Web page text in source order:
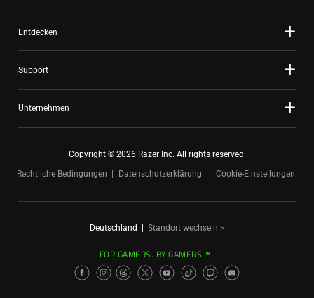
Entdecken
Support
Unternehmen
Copyright © 2026 Razer Inc. All rights reserved.
Rechtliche Bedingungen
Datenschutzerklärung Cookie-Einstellungen
Deutschland | Standort wechseln >
FOR GAMERS. BY GAMERS.™